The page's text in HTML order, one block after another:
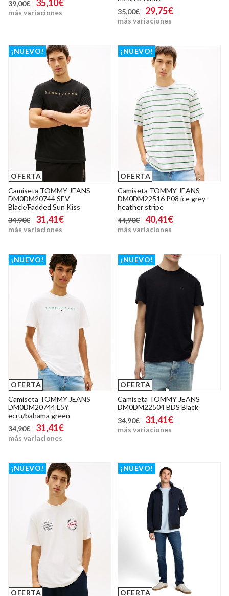
39,00€ 35,10€
más variaciones
35,00€
29,75€
más variaciones
OFERTA
¡NUEVO!
Camiseta TOMMY JEANS
DM0DM20744 SEV
Black/Fadded Sun Kiss
34,90€
31,41€
más variaciones
OFERTA
¡NUEVO!
Camiseta TOMMY JEANS
DM0DM22516 P08 ice grey
heather stripe
44,90€
40,41€
más variaciones
OFERTA
¡NUEVO!
Camiseta TOMMY JEANS
DM0DM20744 L5Y
ecru/bahama green
34,90€
31,41€
más variaciones
OFERTA
¡NUEVO!
Camiseta TOMMY JEANS
DM0DM22504 BDS Black
34,90€
31,41€
más variaciones
OFERTA
¡NUEVO!
OFERTA
¡NUEVO!